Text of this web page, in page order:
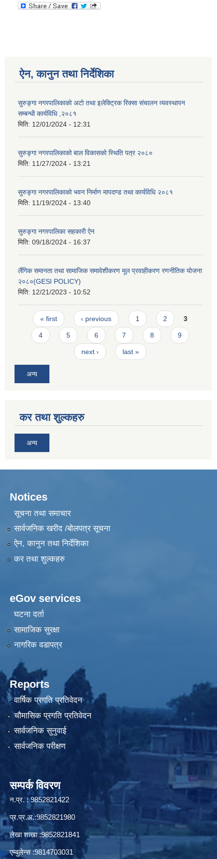
ऐन, कानुन तथा निर्देशिका
सुरुङ्गा नगरपालिकाको अटो तथा इलेक्ट्रिक रिक्सा संचालन व्यवस्थापन
सम्बन्धी कार्यविधि ,२०८१
मिति: 12/01/2024 - 12:31
सुरुङ्गा नगरपालिकाको बाल विकासको स्थिति पत्र २०८०
मिति: 11/27/2024 - 13:21
सुरुङ्गा नगरपालिकाको भवन निर्माण मापदण्ड तथा कार्यविधि २०८१
मिति: 11/19/2024 - 13:40
सुरुङ्गा नगरपालिका सहकारी ऐन
मिति: 09/18/2024 - 16:37
लैंगिक समानता तथा सामाजिक समावेशीकरण मूल प्रवाहीकरण रणनीतिक योजना
२०८०(GESI POLICY)
मिति: 12/21/2023 - 10:52
Pages
« first ‹ previous 1 2 3
4 5 6 7 8 9
next › last »
अन्य
कर तथा शुल्कहरु
अन्य
Notices
सूचना तथा समाचार
सार्वजनिक खरीद /बोलपत्र सूचना
ऐन, कानुन तथा निर्देशिका
कर तथा शुल्कहरु
eGov services
घटना दर्ता
सामाजिक सुरक्षा
नागरिक वडापत्र
Reports
वार्षिक प्रगति प्रतिवेदन
चौमासिक प्रगति प्रतिवेदन
सार्वजनिक सुनुवाई
सार्वजनिक परीक्षण
सम्पर्क विवरण
न.प्र. : 9852821422
प्र.प्र.अ.:9852821980
लेखा शाखा :9852821841
एम्बुलेन्स :9814703031